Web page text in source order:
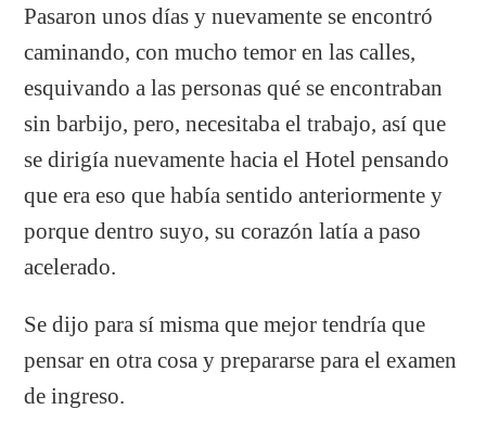
Pasaron unos días y nuevamente se encontró
caminando, con mucho temor en las calles,
esquivando a las personas qué se encontraban
sin barbijo, pero, necesitaba el trabajo, así que
se dirigía nuevamente hacia el Hotel pensando
que era eso que había sentido anteriormente y
porque dentro suyo, su corazón latía a paso
acelerado.
Se dijo para sí misma que mejor tendría que
pensar en otra cosa y prepararse para el examen
de ingreso.